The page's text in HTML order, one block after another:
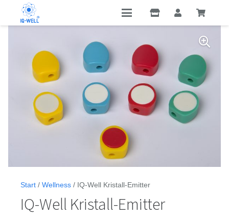
Start / Wellness / IQ-Well Kristall-Emitter
IQ-Well Kristall-Emitter